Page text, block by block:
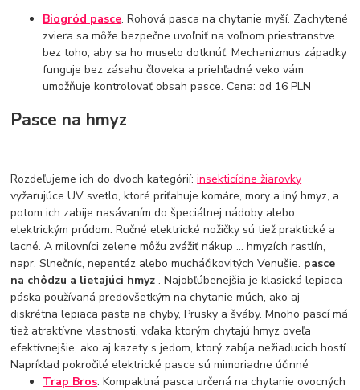
Biogród pasce. Rohová pasca na chytanie myší. Zachytené
zviera sa môže bezpečne uvoľniť na voľnom priestranstve
bez toho, aby sa ho muselo dotknúť. Mechanizmus západky
funguje bez zásahu človeka a priehľadné veko vám
umožňuje kontrolovať obsah pasce. Cena: od 16 PLN
Pasce na hmyz
Rozdeľujeme ich do dvoch kategórií:insekticídne žiarovky
vyžarujúce UV svetlo, ktoré priťahuje komáre, mory a iný hmyz, a
potom ich zabije nasávaním do špeciálnej nádoby alebo
elektrickým prúdom. Ručné elektrické nožičky sú tiež praktické a
lacné. A milovníci zelene môžu zvážiť nákup ... hmyzích rastlín,
napr. Slnečníc, nepentéz alebo mucháčikovitých Venušie. pasce
na chôdzu a lietajúci hmyz. Najobľúbenejšia je klasická lepiaca
páska používaná predovšetkým na chytanie múch, ako aj
diskrétna lepiaca pasta na chyby, Prusky a šváby. Mnoho pascí má
tiež atraktívne vlastnosti, vďaka ktorým chytajú hmyz oveľa
efektívnejšie, ako aj kazety s jedom, ktorý zabíja nežiaducich hostí.
Napríklad pokročilé elektrické pasce sú mimoriadne účinné
Trap Bros. Kompaktná pasca určená na chytanie ovocných